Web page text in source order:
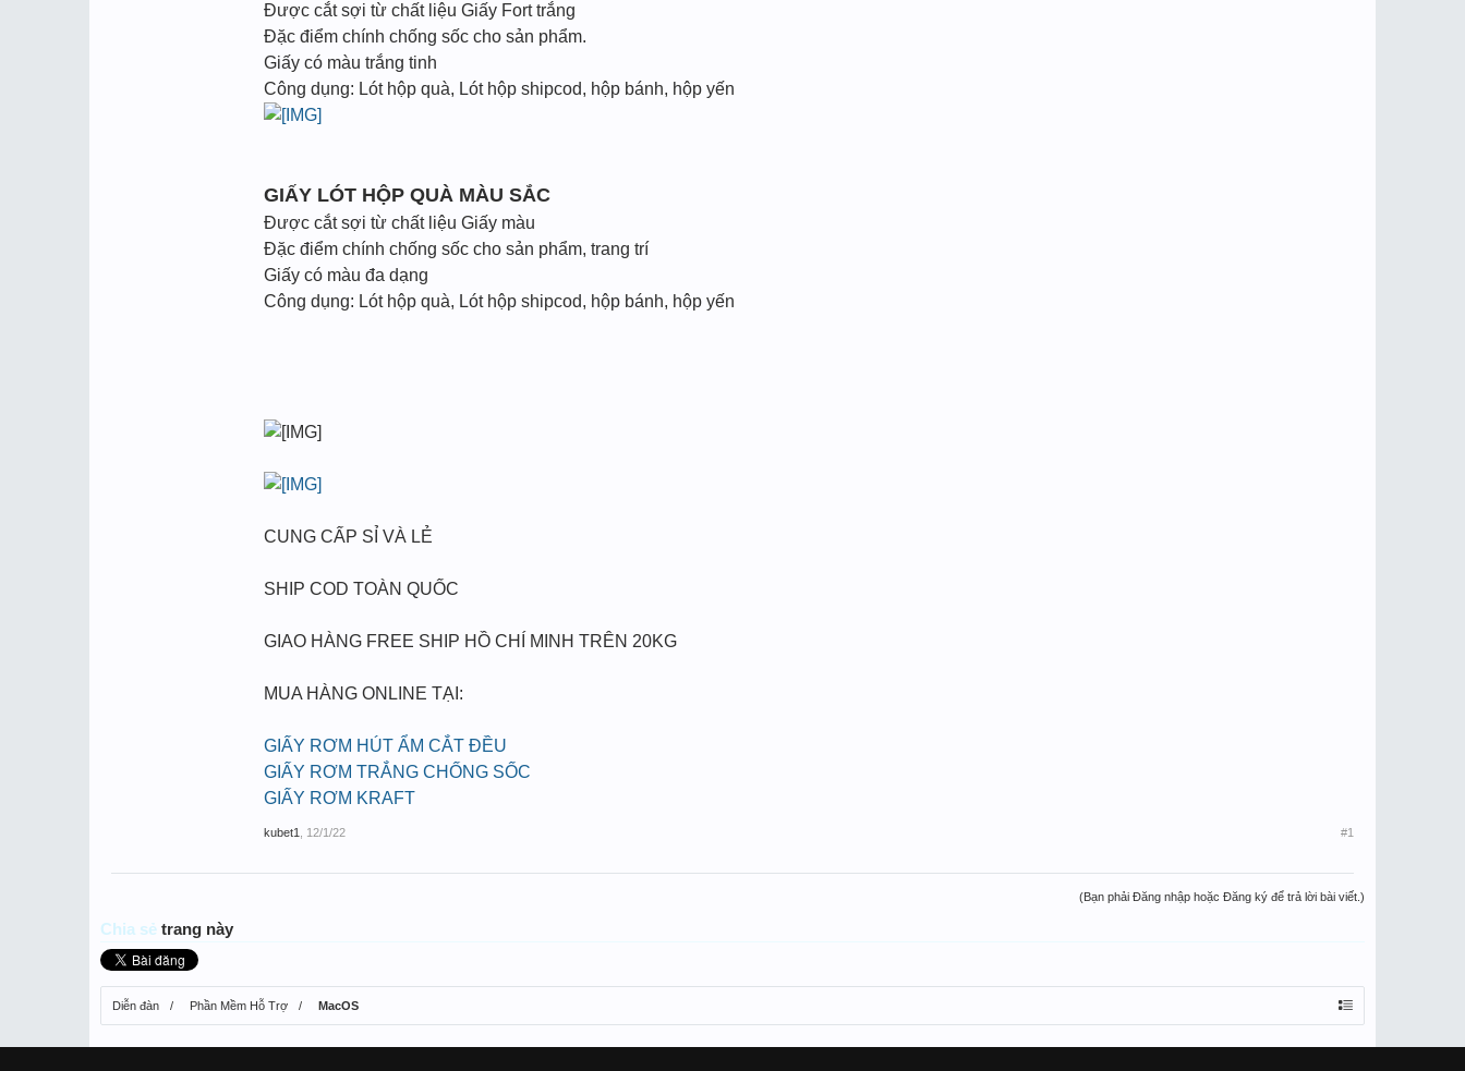
Được cắt sợi từ chất liệu Giấy Fort trắng
Đặc điểm chính chống sốc cho sản phẩm.
Giấy có màu trắng tinh
Công dụng: Lót hộp quà, Lót hộp shipcod, hộp bánh, hộp yến
GIẤY LÓT HỘP QUÀ MÀU SẮC
Được cắt sợi từ chất liệu Giấy màu
Đặc điểm chính chống sốc cho sản phẩm, trang trí
Giấy có màu đa dạng
Công dụng: Lót hộp quà, Lót hộp shipcod, hộp bánh, hộp yến
CUNG CẤP SỈ VÀ LẺ
SHIP COD TOÀN QUỐC
GIAO HÀNG FREE SHIP HỒ CHÍ MINH TRÊN 20KG
MUA HÀNG ONLINE TẠI:
GIẤY RƠM HÚT ẨM CẮT ĐỀU
GIẤY RƠM TRẮNG CHỐNG SỐC
GIẤY RƠM KRAFT
kubet1 12/1/22 #1
(Bạn phải Đăng nhập hoặc Đăng ký để trả lời bài viết.)
Chia sẻ trang này
Diễn đàn Phần Mềm Hỗ Trợ MacOS